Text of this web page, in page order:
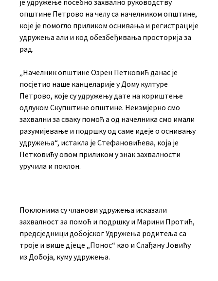
је удружење посебно захвално руководству
општине Петрово на челу са начелником општине,
које је помогло приликом оснивања и регистрације
удружења али и код обезбеђивања просторија за
рад.
„Начелник општине Озрен Петковић данас је
посјетио наше канцеларије у Дому културе
Петрово, које су удружењу дате на кориштење
одлуком Скупштине општине. Неизмјерно смо
захвални за сваку помоћ а од начелника смо имали
разумијевање и подршку од саме идеје о оснивању
удружења“, истакла је Стефановићева, која је
Петковићу овом приликом у знак захвалности
уручила и поклон.
Поклонима су чланови удружења исказали
захвалност за помоћ и подршку и Марини Протић,
предсједници добојског Удружења родитеља са
троје и више дјеце „Понос“ као и Слађану Јовићу
из Добоја, куму удружења.